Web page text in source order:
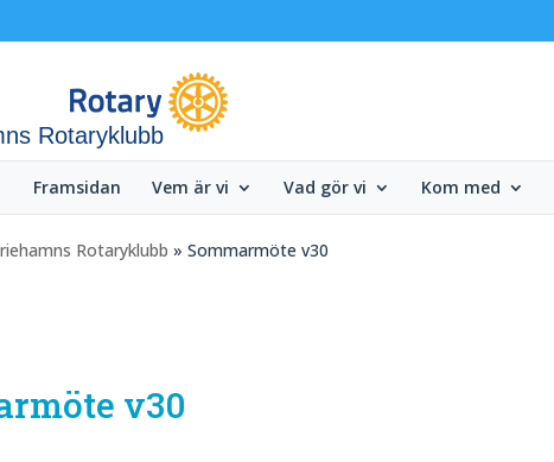
Rotaryklubb
Framsidan Vem är vi Vad gör vi Kom med
Rotaryklubb » Sommarmöte v30
v30